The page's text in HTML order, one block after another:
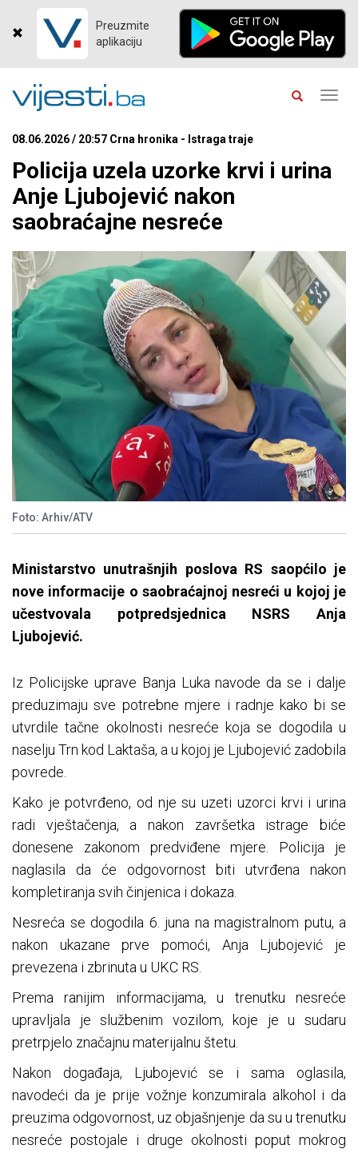
Preuzmite
aplikaciju
08.06.2026 / 20:57 Crna hronika - Istraga traje
Policija uzela uzorke krvi i urina
Anje Ljubojević nakon
saobraćajne nesreće
Foto: Arhiv/ATV
Ministarstvo unutrašnjih poslova RS saopćilo je
nove informacije o saobraćajnoj nesreći u kojoj je
učestvovala potpredsjednica NSRS Anja
Ljubojević.
Iz Policijske uprave Banja Luka navode da se i dalje
preduzimaju sve potrebne mjere i radnje kako bi se
utvrdile tačne okolnosti nesreće koja se dogodila u
naselju Trn kod Laktaša, a u kojoj je Ljubojević zadobila
povrede.
Kako je potvrđeno, od nje su uzeti uzorci krvi i urina
radi vještačenja, a nakon završetka istrage biće
donesene zakonom predviđene mjere. Policija je
naglasila da će odgovornost biti utvrđena nakon
kompletiranja svih činjenica i dokaza.
Nesreća se dogodila 6. juna na magistralnom putu, a
nakon ukazane prve pomoći, Anja Ljubojević je
prevezena i zbrinuta u UKC RS.
Prema ranijim informacijama, u trenutku nesreće
upravljala je službenim vozilom, koje je u sudaru
pretrpjelo značajnu materijalnu štetu.
Nakon događaja, Ljubojević se i sama oglasila,
navodeći da je prije vožnje konzumirala alkohol i da
preuzima odgovornost, uz objašnjenje da su u trenutku
nesreće postojale i druge okolnosti poput mokrog